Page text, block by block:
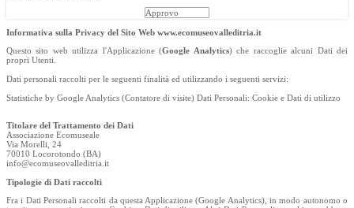
Approvo
Informativa sulla Privacy del Sito Web www.ecomuseovalleditria.it
Questo sito web utilizza l'Applicazione (Google Analytics) che raccoglie alcuni Dati dei
propri Utenti.
Dati personali raccolti per le seguenti finalità ed utilizzando i seguenti servizi:
Statistiche by Google Analytics (Contatore di visite) Dati Personali: Cookie e Dati di utilizzo
Titolare del Trattamento dei Dati
Associazione Ecomuseale
Via Morelli, 24
70010 Locorotondo (BA)
info@ecomuseovalleditria.it
Tipologie di Dati raccolti
Fra i Dati Personali raccolti da questa Applicazione (Google Analytics), in modo autonomo o